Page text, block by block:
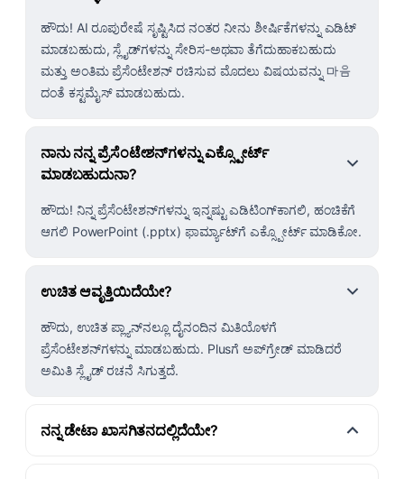
ಹೌದು! AI ರೂಪುರೇಷೆ ಸೃಷ್ಟಿಸಿದ ನಂತರ ನೀನು ಶೀರ್ಷಿಕೆಗಳನ್ನು ಎಡಿಟ್
ಮಾಡಬಹುದು, ಸ್ಲೈಡ್‌ಗಳನ್ನು ಸೇರಿಸ-ಅಥವಾ ತೆಗೆದುಹಾಕಬಹುದು
ಮತ್ತು ಅಂತಿಮ ಪ್ರೆಸೆಂಟೇಶನ್ ರಚಿಸುವ ಮೊದಲು ವಿಷಯವನ್ನು 마음
ದಂತೆ ಕಸ್ಟಮೈಸ್ ಮಾಡಬಹುದು.
ನಾನು ನನ್ನ ಪ್ರೆಸೆಂಟೇಶನ್‌ಗಳನ್ನು ಎಕ್ಸ್ಪೋರ್ಟ್
ಮಾಡಬಹುದುನಾ?
ಹೌದು! ನಿನ್ನ ಪ್ರೆಸೆಂಟೇಶನ್‌ಗಳನ್ನು ಇನ್ನಷ್ಟು ಎಡಿಟಿಂಗ್‌ಕಾಗಲಿ, ಹಂಚಿಕೆಗೆ
ಆಗಲಿ PowerPoint (.pptx) ಫಾರ್ಮ್ಯಾಟ್‌ಗೆ ಎಕ್ಸ್ಪೋರ್ಟ್ ಮಾಡಿಕೋ.
ಉಚಿತ ಆವೃತ್ತಿಯಿದೆಯೇ?
ಹೌದು, ಉಚಿತ ಪ್ಲ್ಯಾನ್‌ನಲ್ಲೂ ದೈನಂದಿನ ಮಿತಿಯೊಳಗೆ
ಪ್ರೆಸೆಂಟೇಶನ್‌ಗಳನ್ನು ಮಾಡಬಹುದು. Plus‌ಗೆ ಅಪ್‌ಗ್ರೇಡ್ ಮಾಡಿದರೆ
ಅಮಿತಿ ಸ್ಲೈಡ್ ರಚನೆ ಸಿಗುತ್ತದೆ.
ನನ್ನ ಡೇಟಾ ಖಾಸಗಿತನದಲ್ಲಿದೆಯೇ?